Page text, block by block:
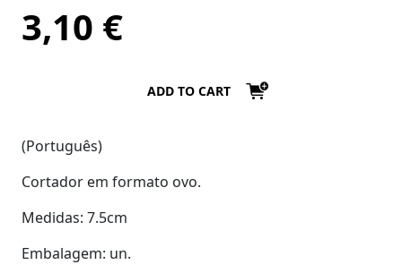
3,10 €
ADD TO CART
(Português)
Cortador em formato ovo.
Medidas: 7.5cm
Embalagem: un.